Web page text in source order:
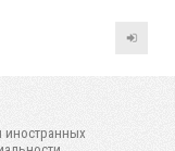
иностранных